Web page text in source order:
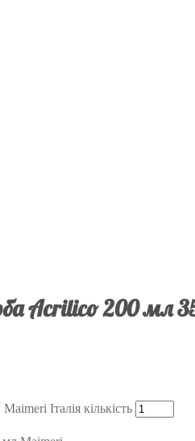
Acrilico 200 мл
Італія кількість